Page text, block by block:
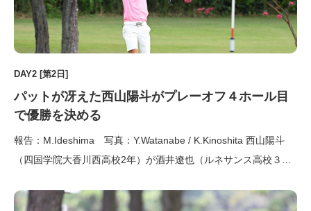
DAY2 [第2日]
パットが冴えた西山陽斗がプレーオフ４ホール目
で優勝を決める
報告：M.Ideshima 写真：Y.Watanabe / K.Kinoshita 西山陽斗
（四国学院大香川西高校2年）が酒井遼也（ルネサンス高校３
を手にした。 トップと２打差でむかえた第２ラウンド。短縮競